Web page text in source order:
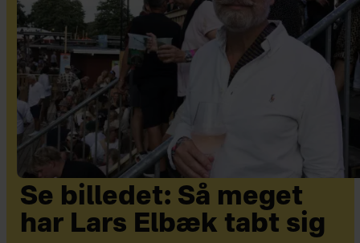
Se billedet: Så meget
har Lars Elbæk tabt sig